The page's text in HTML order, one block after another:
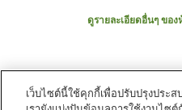
ดูรายละเอียดอื่นๆ ของ
เว็บไซต์นี้ใช้คุกกี้เพื่อปรับปรุงประ